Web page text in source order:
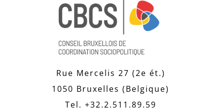
Rue Mercelis 27 (2e ét.)
1050 Bruxelles (Belgique)
Tel. +32.2.511.89.59